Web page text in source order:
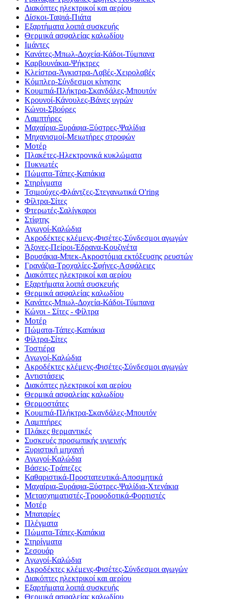
Διακόπτες ηλεκτρικοί και αερίου
Δίσκοι-Ταψιά-Πιάτα
Εξαρτήματα λοιπά συσκευής
Θερμικά ασφαλείας καλωδίου
Ιμάντες
Κανάτες-Μπωλ-Δοχεία-Κάδοι-Τύμπανα
Καρβουνάκια-Ψήκτρες
Κλείστρα-Άγκιστρα-Λαβές-Χειρολαβές
Κόμπλερ-Σύνδεσμοι κίνησης
Κουμπιά-Πλήκτρα-Σκανδάλες-Μπουτόν
Κρουνοί-Κάνουλες-Βάνες υγρών
Κώνοι-Σβούρες
Λαμπτήρες
Μαχαίρια-Ξυράφια-Ξύστρες-Ψαλίδια
Μηχανισμοί-Μειωτήρες στροφών
Μοτέρ
Πλακέτες-Ηλεκτρονικά κυκλώματα
Πυκνωτές
Πώματα-Τάπες-Καπάκια
Στηρίγματα
Τσιμούχες-Φλάντζες-Στεγανωτικά O'ring
Φίλτρα-Σίτες
Φτερωτές-Σαλίγκαροι
Στίφτης
Αγωγοί-Καλώδια
Ακροδέκτες κλέμενς-Φισέτες-Σύνδεσμοι αγωγών
Άξονες-Πείροι-Έδρανα-Κουζινέτα
Βρυσάκια-Μπεκ-Ακροστόμια εκτόξευσης ρευστών
Γρανάζια-Τροχαλίες-Σφήνες-Ασφάλειες
Διακόπτες ηλεκτρικοί και αερίου
Εξαρτήματα λοιπά συσκευής
Θερμικά ασφαλείας καλωδίου
Κανάτες-Μπωλ-Δοχεία-Κάδοι-Τύμπανα
Κώνοι - Σίτες - Φίλτρα
Μοτέρ
Πώματα-Τάπες-Καπάκια
Φίλτρα-Σίτες
Τοστιέρα
Αγωγοί-Καλώδια
Ακροδέκτες κλέμενς-Φισέτες-Σύνδεσμοι αγωγών
Αντιστάσεις
Διακόπτες ηλεκτρικοί και αερίου
Θερμικά ασφαλείας καλωδίου
Θερμοστάτες
Κουμπιά-Πλήκτρα-Σκανδάλες-Μπουτόν
Λαμπτήρες
Πλάκες θερμαντικές
Συσκευές προσωπικής υγιεινής
Ξυριστική μηχανή
Αγωγοί-Καλώδια
Βάσεις-Τράπεζες
Καθαριστικά-Προστατευτικά-Αποσμητικά
Μαχαίρια-Ξυράφια-Ξύστρες-Ψαλίδια-Χτενάκια
Μετασχηματιστές-Τροφοδοτικά-Φορτιστές
Μοτέρ
Μπαταρίες
Πλέγματα
Πώματα-Τάπες-Καπάκια
Στηρίγματα
Σεσουάρ
Αγωγοί-Καλώδια
Ακροδέκτες κλέμενς-Φισέτες-Σύνδεσμοι αγωγών
Διακόπτες ηλεκτρικοί και αερίου
Εξαρτήματα λοιπά συσκευής
Θερμικά ασφαλείας καλωδίου